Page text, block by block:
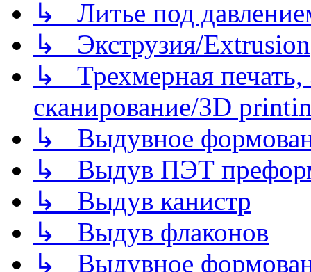
↳ Литье под
↳ Экструзия/Extrusion
↳ Трехмерная
сканирование/3D
↳ Выдувное
↳ Выдув ПЭТ
↳ Выдув канистр
↳ Выдув флаконов
↳ Выдувное